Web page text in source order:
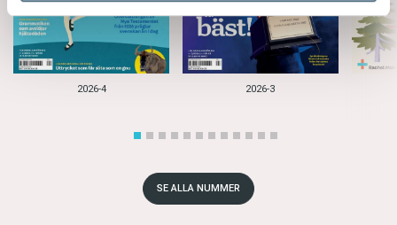
2026-4 2026-3
SE ALLA NUMMER